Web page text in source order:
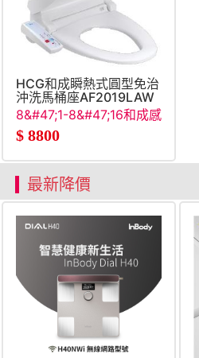
HCG和成瞬熱式圓型免治
沖洗馬桶座AF2019LAW
8&#47;1-8&#47;16和成感
謝父親節
$ 8800
最新降價